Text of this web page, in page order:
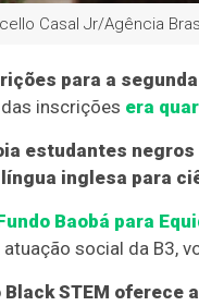
Casal Jr/Agência
para a
inscrições era
estudantes
inglesa para
Baobá para
atuação social da B3,
Black STEM